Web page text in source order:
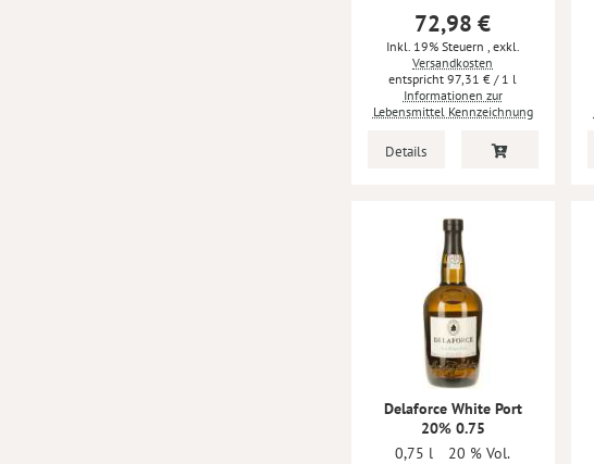
72,98 €
Inkl. 19% Steuern , exkl.
Versandkosten
97,31 € / 1 l
Informationen zur
Lebensmittel Kennzeichnung
Details
Delaforce White Port
20% 0.75
0,75 l
20 % Vol.